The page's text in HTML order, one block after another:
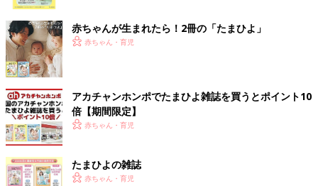
赤ちゃんが生まれたら！2冊の「たまひよ」
赤ちゃん・育児
アカチャンホンポでたまひよ雑誌を買うとポイント10
倍【期間限定】
赤ちゃん・育児
たまひよの雑誌
赤ちゃん・育児